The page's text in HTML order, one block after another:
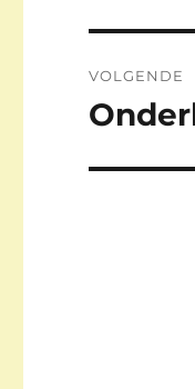
VOLGENDE
Volgend